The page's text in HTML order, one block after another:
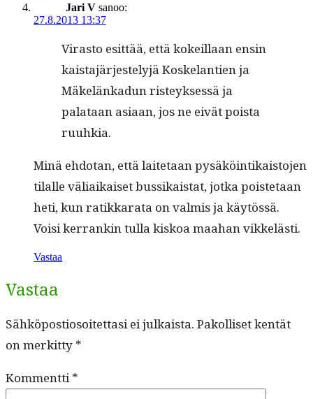
Jari V sanoo:
27.8.2013 13:37
Viras­to esit­tää, että kokeil­laan ensin
kaista­jär­jeste­lyjä Koske­lantien ja
Mäkelänkadun risteyk­sessä ja
palataan asi­aan, jos ne eivät poista
ruuhkia.
Minä ehdotan, että laite­taan pysäköin­tikaisto­jen
tilalle väli­aikaiset bus­sikai­stat, jot­ka pois­te­taan
heti, kun ratikkara­ta on valmis ja käytössä.
Voisi ker­rankin tul­la kiskoa maa­han vikkelästi.
Vastaa
Vastaa
Sähköpostiosoitettasi ei julkaista. Pakolliset kentät
on merkitty *
Kommentti*